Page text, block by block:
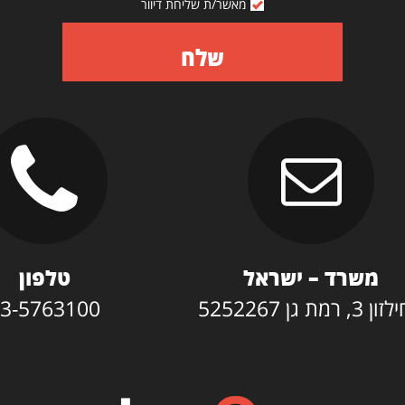
מאשר/ת שליחת דיוור
שלח
משרד – ישראל
גן 5252267
טלפון
5763100